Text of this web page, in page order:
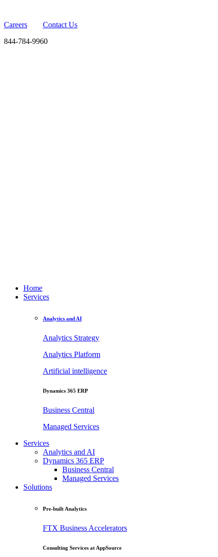
Careers
Contact Us
844-784-9960
Home
Services
Analytics and AI
Analytics Strategy
Analytics Platform
Artificial intelligence
Dynamics 365 ERP
Business Central
Managed Services
Services
Analytics and AI
Dynamics 365 ERP
Business Central
Managed Services
Solutions
Pre-built Analytics
FTX Business Accelerators
Consulting Services at AppSource